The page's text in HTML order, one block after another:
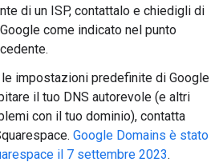
di un ISP, contattalo e chiedigli di
come indicato nel punto
impostazioni predefinite di Google
il tuo DNS autorevole (e altri
con il tuo dominio), contatta
Google Domains è stato
il 7 settembre 2023.